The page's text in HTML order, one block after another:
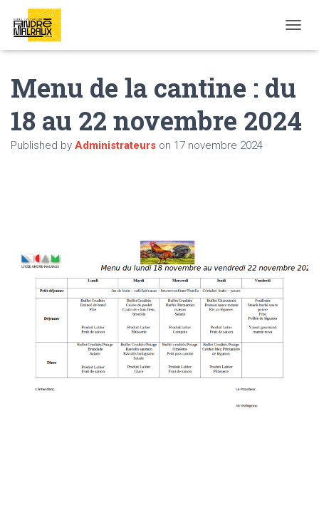
Menu de la cantine : du
18 au 22 novembre 2024
Published by Administrateurs on 17 novembre 2024